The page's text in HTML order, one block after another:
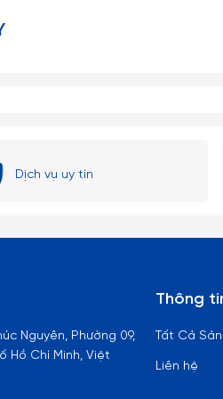
Thái Lan trong lò vi sóng, lò nướng
(dấm ăn) là những chất tẩy rửa
bình.
Dịch vụ uy tín
Nguyên, Phường 09,
Hồ Chí Minh, Việt
Thông
Tất Cả
Liên hệ